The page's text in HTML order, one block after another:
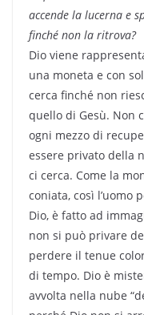
accende la lucerna e
finché non la ritrova?
Dio viene
una moneta e con
cerca finché non
quello di Gesù. Non
ogni mezzo di
essere privato della
ci cerca. Come la
coniata, così l’uomo
Dio, è fatto ad
non si può privare
perdere il tenue
di tempo. Dio è
avvolta nella nube